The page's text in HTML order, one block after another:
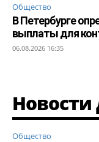
Общество
В Петербурге
выплаты для
06.08.2026 16:35
Новости
Общество